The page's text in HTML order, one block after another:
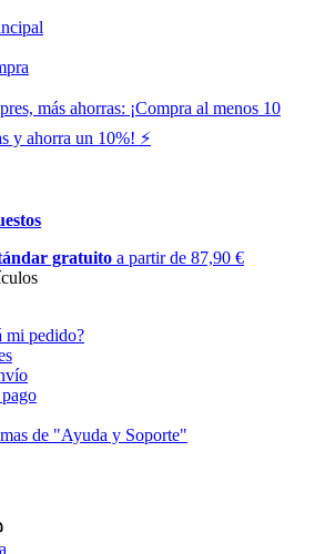
más ahorras: ¡Compra al menos 10
y ahorra un 10%! ⚡️
gratuito a partir de 87,90 €
mi pedido?
de "Ayuda y Soporte"